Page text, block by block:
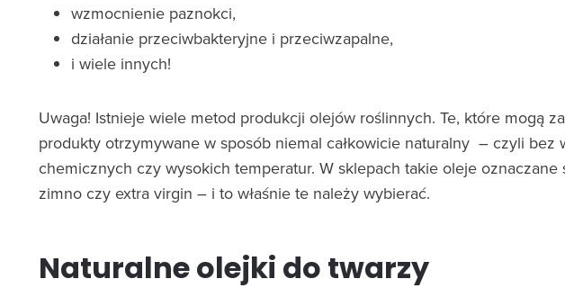
wzmocnienie paznokci,
działanie przeciwbakteryjne i przeciwzapalne,
i wiele innych!
Uwaga! Istnieje wiele metod produkcji olejów roślinnych. Te, które mogą
produkty otrzymywane w sposób niemal całkowicie naturalny – czyli bez
chemicznych czy wysokich temperatur. W sklepach takie oleje oznaczane
zimno czy extra virgin – i to właśnie te należy wybierać.
Naturalne olejki do twarzy